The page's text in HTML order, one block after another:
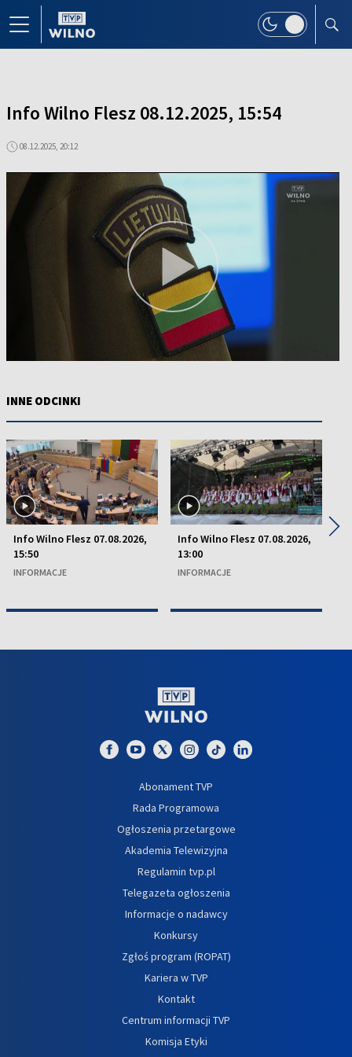
Info Wilno Flesz 08.12.2025, 15:54
08.12.2025, 20:12
INNE ODCINKI
Info Wilno Flesz 07.08.2026,
15:50
INFORMACJE
Info Wilno Flesz 07.08.2026,
13:00
INFORMACJE
▶
Abonament TVP
Rada Programowa
Ogłoszenia przetargowe
Akademia Telewizyjna
Regulamin tvp.pl
Telegazeta ogłoszenia
Informacje o nadawcy
Konkursy
Zgłoś program (ROPAT)
Kariera w TVP
Kontakt
Centrum informacji TVP
Komisja Etyki